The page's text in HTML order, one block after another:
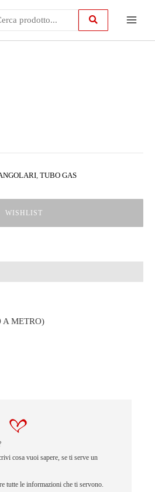
cosa vuoi sapere, se ti serve un
tutte le informazioni che ti servono.
, TUBO GAS
WISHLIST
A METRO)